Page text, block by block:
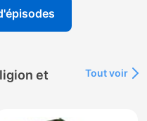
et
Tout voir